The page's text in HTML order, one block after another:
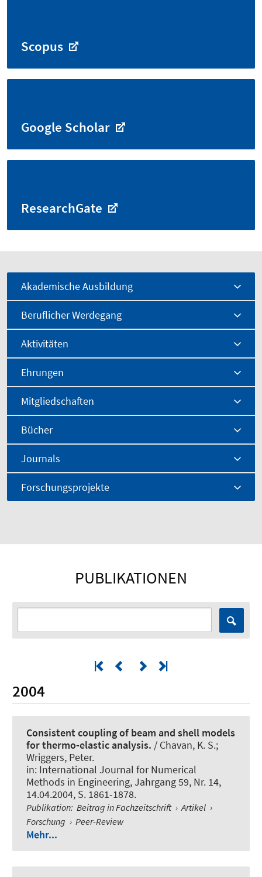
Scopus
Google Scholar
ResearchGate
Akademische Ausbildung
Beruflicher Werdegang
Aktivitäten
Ehrungen
Mitgliedschaften
Bücher
Journals
Forschungsprojekte
PUBLIKATIONEN
2004
Consistent coupling of beam and shell models
for thermo-elastic analysis. / Chavan, K. S.;
Wriggers, Peter.
in: International Journal for Numerical
Methods in Engineering, Jahrgang 59, Nr. 14,
14.04.2004, S. 1861-1878.
Publikation: Beitrag in Fachzeitschrift › Artikel ›
Forschung › Peer-Review
Mehr...